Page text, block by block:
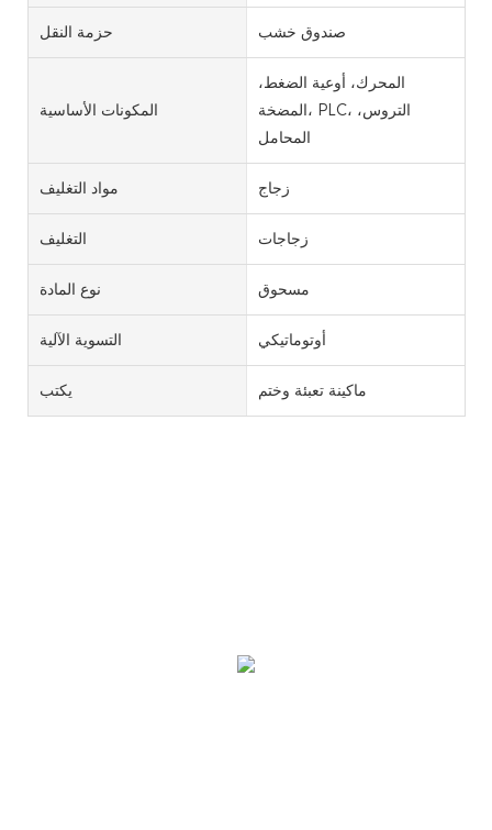
حزمة النقل صندوق خشب
المكونات الأساسية
المحرك، أوعية الضغط،
المضخة، PLC، التروس،
المحامل
مواد التغليف زجاج
التغليف زجاجات
نوع المادة مسحوق
التسوية الآلية أوتوماتيكي
يكتب ماكينة تعبئة وختم